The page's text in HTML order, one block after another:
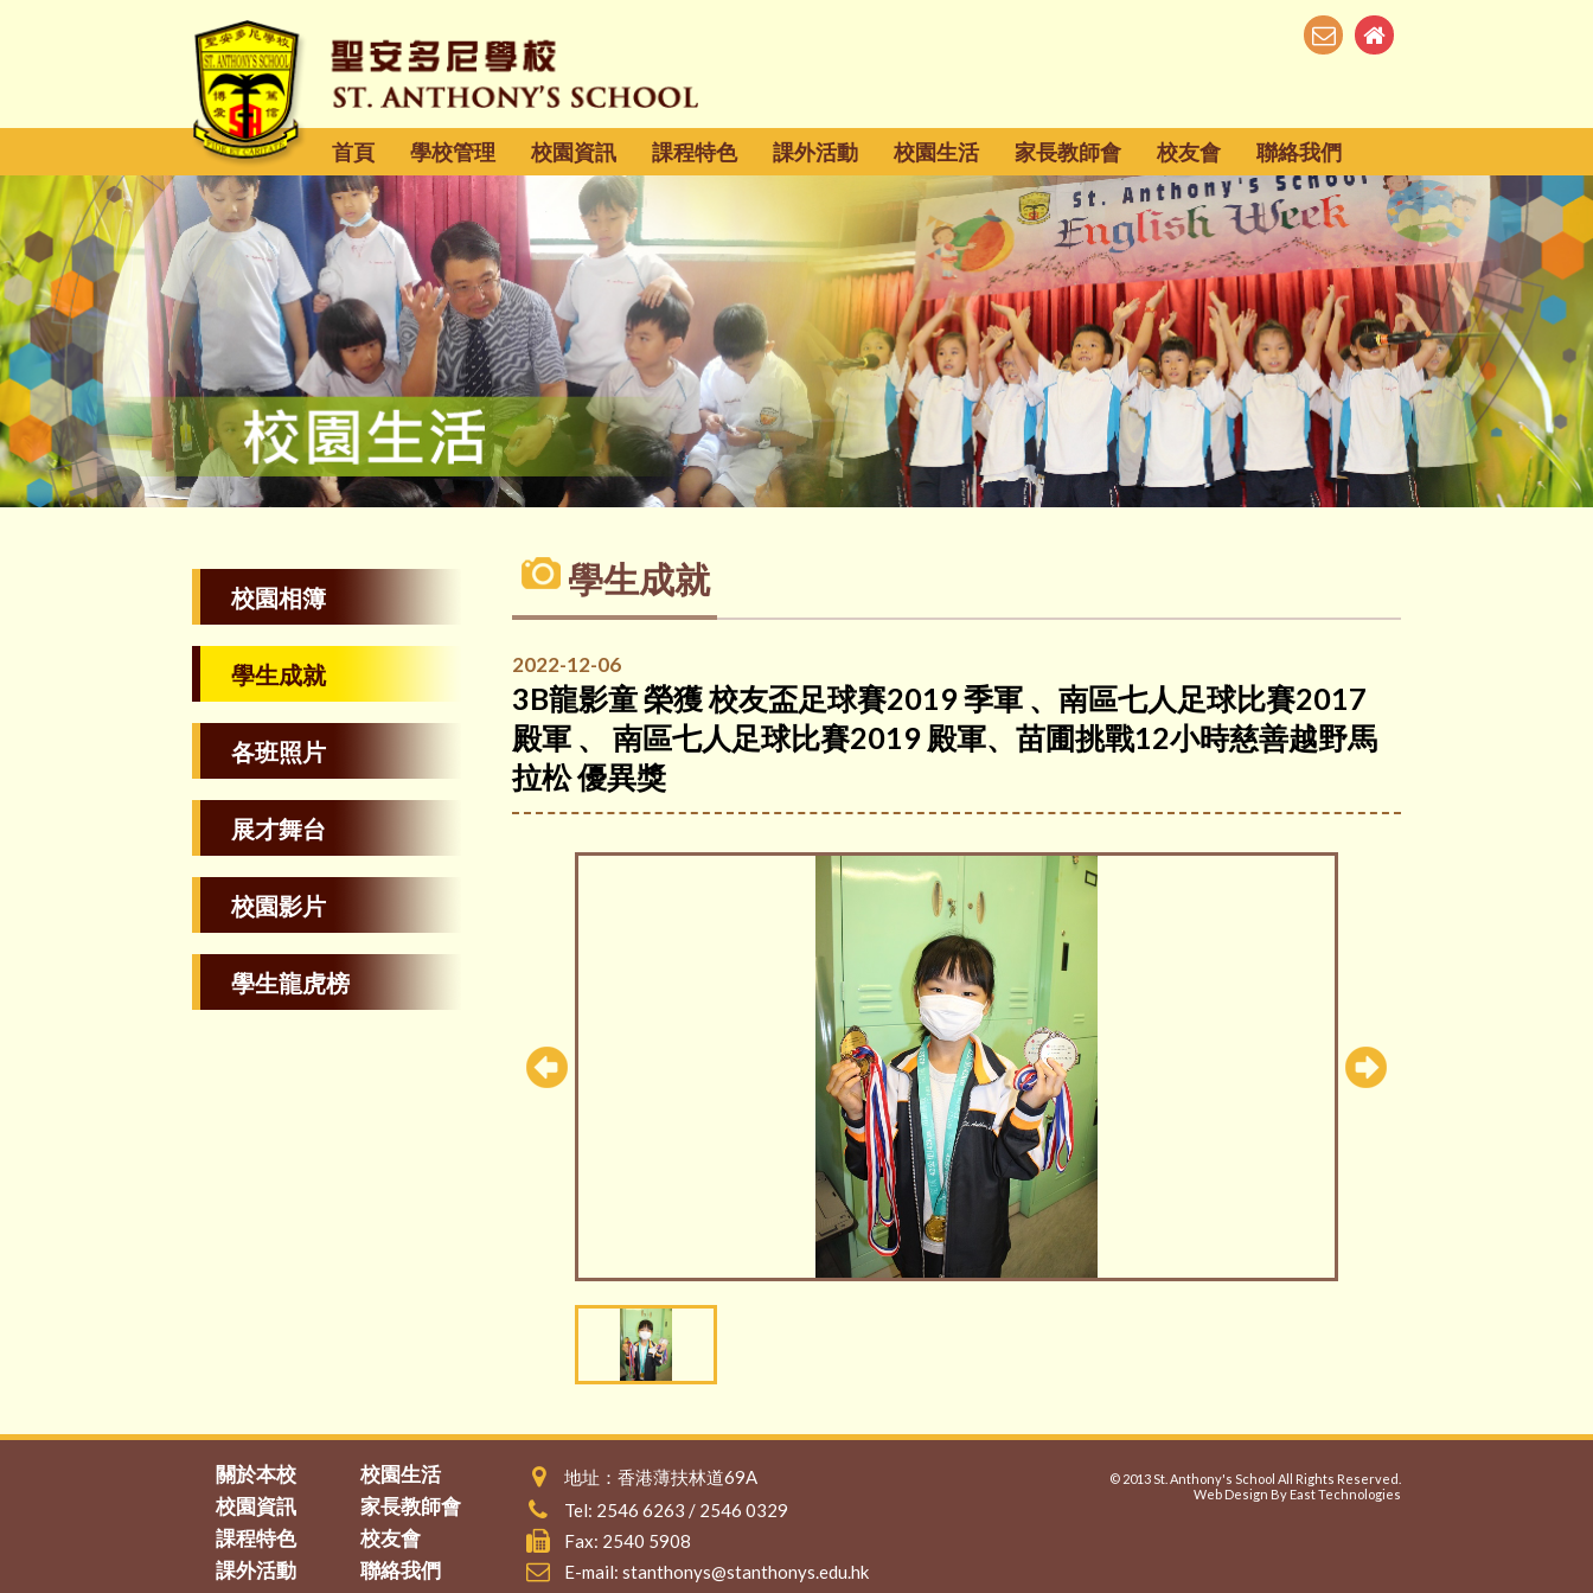
首頁 學校管理 校園資訊 課程特色 課外活動 校園生活 家長教師會 校友會 聯絡我們
校園相簿
學生成就
各班照片
展才舞台
校園影片
學生龍虎榜
學生成就
2022-12-06
3B龍影童 榮獲 校友盃足球賽2019 季軍 、南區七人足球比賽2017
殿軍 、 南區七人足球比賽2019 殿軍、苗圃挑戰12小時慈善越野馬
拉松 優異獎
關於本校
校園資訊
課程特色
課外活動
校園生活
家長教師會
校友會
聯絡我們
地址：香港薄扶林道69A
Tel: 2546 6263 / 2546 0329
Fax: 2540 5908
E-mail: stanthonys@stanthonys.edu.hk
© 2013 St. Anthony's School All Rights Reserved.
Web Design By East Technologies